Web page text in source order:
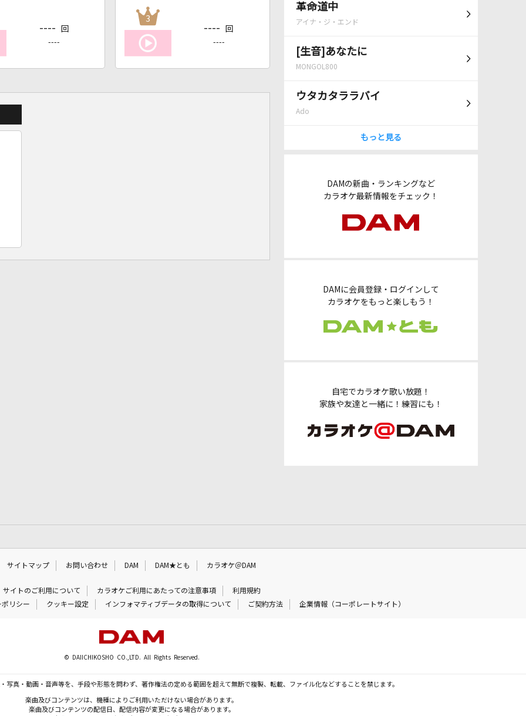
革命道中
アイナ・ジ・エンド
[生音]あなたに
MONGOL800
ウタカタララバイ
Ado
もっと見る
DAMの新曲・ランキングなど
カラオケ最新情報をチェック！
DAMに会員登録・ログインして
カラオケをもっと楽しもう！
自宅でカラオケ歌い放題！
家族や友達と一緒に！練習にも！
---- 回
----
3
---- 回
----
サイトマップ お問い合わせ DAM DAM★とも カラオケ＠DAM
サイトのご利用について カラオケご利用にあたっての注意事項
利用規約
リシー
クッキー設定 インフォマティブデータの取得について ご契約方法 企業情報（コーポレートサイト）
© DAIICHIKOSHO CO.,LTD. All Rights Reserved.
写真・動画・音声等を、手段や形態を問わず、著作権法の定める範囲を超えて無断で複製、転載、ファイル化などすることを禁じます。
楽曲及びコンテンツは、機種によりご利用いただけない場合があります。
楽曲及びコンテンツの配信日、配信内容が変更になる場合があります。